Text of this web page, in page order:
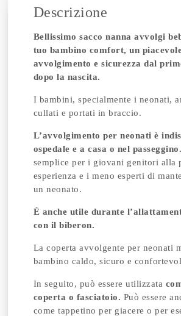
Descrizione
Bellissimo sacco nanna avvolgi
tuo bambino comfort, un
avvolgimento e sicurezza dal
dopo la nascita.
I bambini, specialmente i neonati,
cullati e portati in braccio.
L’avvolgimento per neonati è
ospedale e a casa o nel passeggino.
semplice per i giovani genitori alla
esperienza e i meno esperti di
un neonato.
È anche utile durante
con il biberon.
La coperta avvolgente per neonati
bambino caldo, sicuro e
In seguito, può essere utilizzata
coperta o fasciatoio. Può essere
come tappetino per giacere o per